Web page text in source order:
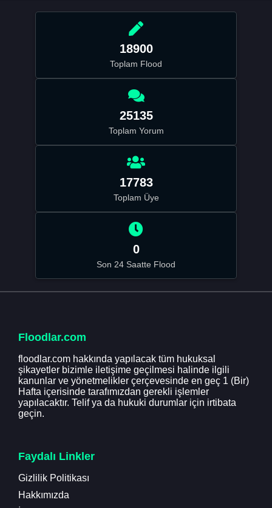
18900
Toplam Flood
25135
Toplam Yorum
17783
Toplam Üye
0
Son 24 Saatte Flood
Floodlar.com
floodlar.com hakkında yapılacak tüm hukuksal
şikayetler bizimle iletişime geçilmesi halinde ilgili
kanunlar ve yönetmelikler çerçevesinde en geç 1 (Bir)
Hafta içerisinde tarafımızdan gerekli işlemler
yapılacaktır. Telif ya da hukuki durumlar için irtibata
geçin.
Faydalı Linkler
Gizlilik Politikası
Hakkımızda